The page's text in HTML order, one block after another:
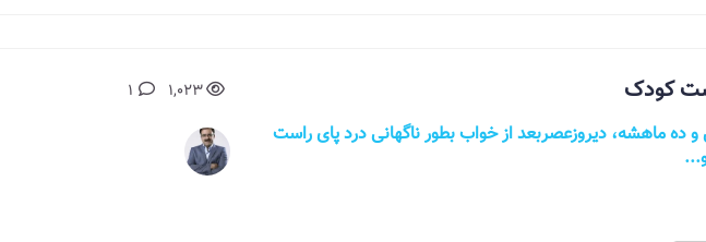
کودک
پسرم ۲سال و ده ماهشه، دیروزعصربعد از خواب بطور ناگهانی درد پای راست
1,023
1